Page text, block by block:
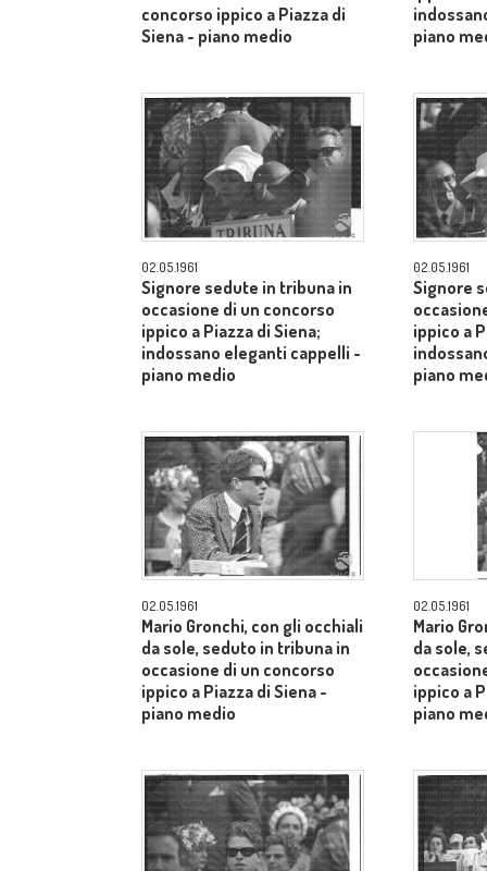
concorso ippico a Piazza di
Siena - piano medio
piano
02.05.1961
Signore sedute in tribuna in
occasione di un concorso
ippico a Piazza di Siena;
indossano eleganti cappelli -
piano medio
02.05.1961
Signore
ippico a
piano
02.05.1961
Mario Gronchi, con gli occhiali
da sole, seduto in tribuna in
occasione di un concorso
ippico a Piazza di Siena -
piano medio
02.05.1961
Mario
da sole,
ippico a
piano